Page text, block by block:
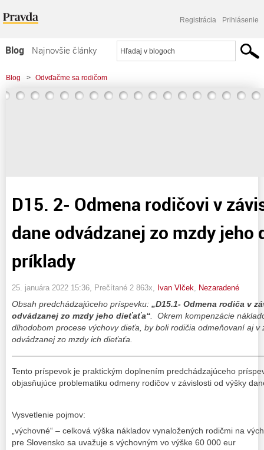
Registrácia Prihlásenie
Blog
Najnovšie články
Najčítanejšie články
Najkomentovanejšie články
Blog > Odvďačme sa rodičom
> D15. 2- Odmena rodičovi v závislosti od výšky dane odvádzanej zo mzdy jeho
D15. 2- Odmena rodičovi v
dane odvádzanej zo mzdy jeho
príklady
25. januára 2022 15:36 , Prečítané 2 863x, Ivan Vlček Nezaradené
Obsah predchádzajúceho príspevku: „D15.1- Odmena rodiča v
odvádzanej zo mzdy jeho dieťaťa“ . Okrem kompenzácie
dlhodobom procese výchovy dieťa, by boli rodičia odmeňovaní aj v
odvádzanej zo mzdy ich dieťaťa.
Tento príspevok je praktickým doplnením predchádzajúceho
objasňujúce problematiku odmeny rodičov v závislosti od výšky
Vysvetlenie pojmov:
„výchovné“ – celková výška nákladov vynaložených rodičmi na
pre Slovensko sa uvažuje s výchovným vo výške 60 000 eur